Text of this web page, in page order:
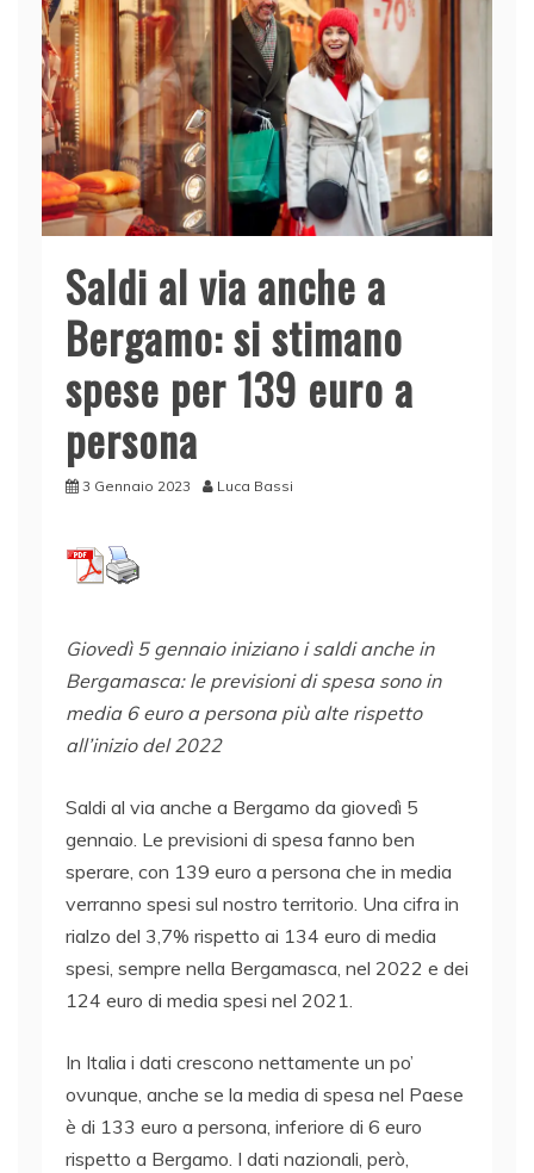
Saldi al via anche a
Bergamo: si stimano
spese per 139 euro a
persona
3 Gennaio 2023 Luca Bassi
Giovedì 5 gennaio iniziano i saldi anche in
Bergamasca: le previsioni di spesa sono in
media 6 euro a persona più alte rispetto
all’inizio del 2022
Saldi al via anche a Bergamo da giovedì 5
gennaio. Le previsioni di spesa fanno ben
sperare, con 139 euro a persona che in media
verranno spesi sul nostro territorio. Una cifra in
rialzo del 3,7% rispetto ai 134 euro di media
spesi, sempre nella Bergamasca, nel 2022 e dei
124 euro di media spesi nel 2021.
In Italia i dati crescono nettamente un po’
ovunque, anche se la media di spesa nel Paese
è di 133 euro a persona, inferiore di 6 euro
rispetto a Bergamo. I dati nazionali, però,